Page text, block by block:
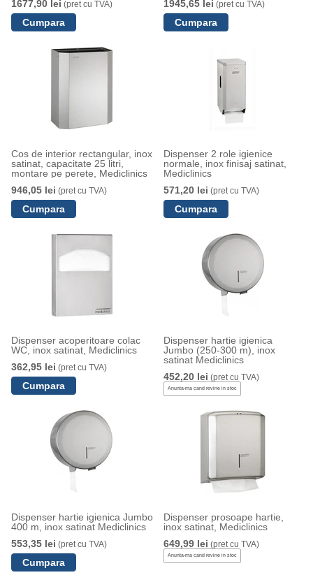
1677,90 lei (pret cu TVA)
1945,65 lei (pret cu TVA)
Cos de interior rectangular, inox
satinat, capacitate 25 litri,
montare pe perete, Mediclinics
946,05 lei (pret cu TVA)
Dispenser 2 role igienice
normale, inox finisaj satinat,
Mediclinics
571,20 lei (pret cu TVA)
Dispenser acoperitoare colac
WC, inox satinat, Mediclinics
362,95 lei (pret cu TVA)
Dispenser hartie igienica
Jumbo (250-300 m), inox
satinat Mediclinics
452,20 lei (pret cu TVA)
Anunta-ma cand revine in stoc
Dispenser hartie igienica Jumbo
400 m, inox satinat Mediclinics
553,35 lei (pret cu TVA)
Dispenser prosoape hartie,
inox satinat, Mediclinics
649,99 lei (pret cu TVA)
Anunta-ma cand revine in stoc